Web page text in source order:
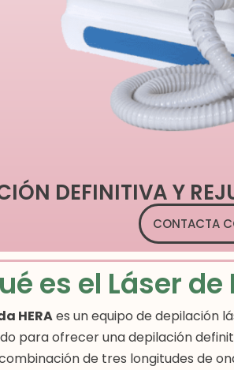
DEFINITIVA Y
CONTACTA
es el Láser
HERAes un equipo de depilación
para ofrecer una depilación
de tres longitudes de